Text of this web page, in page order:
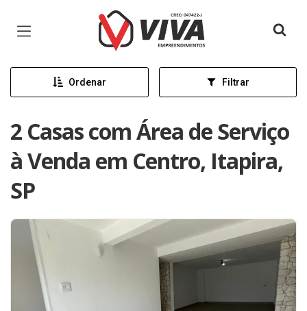
Página inicial
Ordenar Filtrar
2 Casas com Área de Serviço
à Venda em Centro, Itapira,
SP